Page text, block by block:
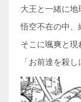
大王と一緒に地
悟空不在の中、
そこに颯爽と現
「お前達を殺し